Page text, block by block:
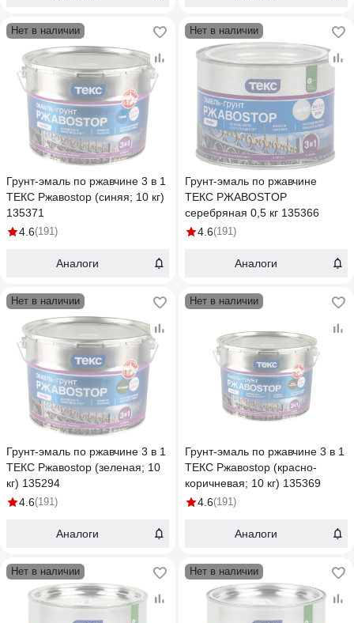
Нет в наличии
Грунт-эмаль по ржавчине 3 в 1
ТЕКС Ржавоstop (синяя; 10 кг)
135371
4.6(191)
Аналоги
Нет в наличии
Грунт-эмаль по ржавчине
ТЕКС РЖАВОSTOP
серебряная 0,5 кг 135366
4.6(191)
Аналоги
Нет в наличии
Грунт-эмаль по ржавчине 3 в 1
ТЕКС Ржавоstop (зеленая; 10
кг) 135294
4.6(191)
Аналоги
Нет в наличии
Грунт-эмаль по ржавчине 3 в 1
ТЕКС Ржавоstop (красно-
коричневая; 10 кг) 135369
4.6(191)
Аналоги
Нет в наличии Нет в наличии